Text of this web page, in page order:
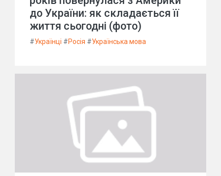
до України: як складається її
життя сьогодні (фото)
#Українці #Росія #Українська мова